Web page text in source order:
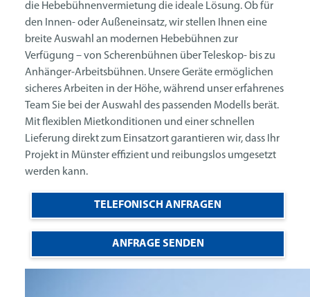
die Hebebühnenvermietung die ideale Lösung. Ob für
den Innen- oder Außeneinsatz, wir stellen Ihnen eine
breite Auswahl an modernen Hebebühnen zur
Verfügung – von Scherenbühnen über Teleskop- bis zu
Anhänger-Arbeitsbühnen. Unsere Geräte ermöglichen
sicheres Arbeiten in der Höhe, während unser erfahrenes
Team Sie bei der Auswahl des passenden Modells berät.
Mit flexiblen Mietkonditionen und einer schnellen
Lieferung direkt zum Einsatzort garantieren wir, dass Ihr
Projekt in Münster effizient und reibungslos umgesetzt
werden kann.
TELEFONISCH ANFRAGEN
ANFRAGE SENDEN